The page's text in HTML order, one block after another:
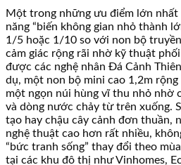
Một trong những ưu điểm lớn nhất
năng “biến không gian nhỏ thành
1/5 hoặc 1/10 so với non bộ
cảm giác rộng rãi nhờ kỹ thuật
được các nghệ nhân Đá Cảnh
dụ, một non bộ mini cao 1,2m
một ngọn núi hùng vĩ thu nhỏ nhờ
và dòng nước chảy từ trên xuống.
tạo hay chậu cây cảnh đơn thuần,
nghệ thuật cao hơn rất nhiều,
“bức tranh sống” thay đổi theo
tại các khu đô thị như Vinhomes,